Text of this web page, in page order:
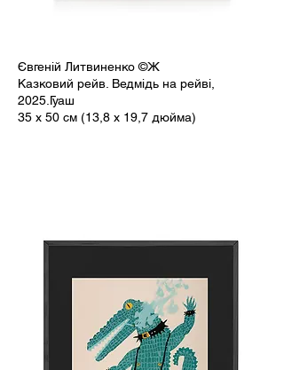
Євгеній Литвиненко ©Ж
Казковий рейв. Ведмідь на рейві,
2025.Гуаш
35 x 50 см (13,8 x 19,7 дюйма)